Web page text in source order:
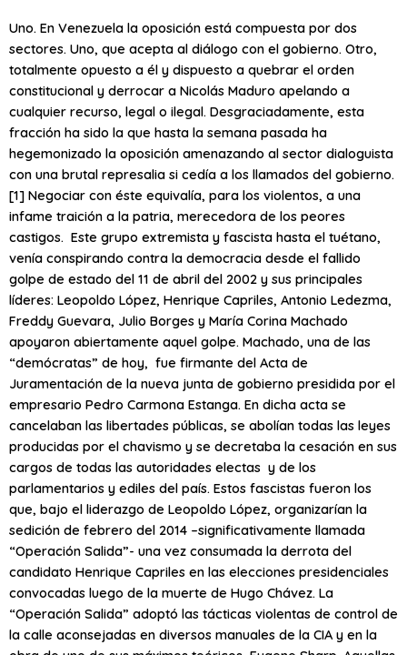
Uno. En Venezuela la oposición está compuesta por dos
sectores. Uno, que acepta al diálogo con el gobierno. Otro,
totalmente opuesto a él y dispuesto a quebrar el orden
constitucional y derrocar a Nicolás Maduro apelando a
cualquier recurso, legal o ilegal. Desgraciadamente, esta
fracción ha sido la que hasta la semana pasada ha
hegemonizado la oposición amenazando al sector dialoguista
con una brutal represalia si cedía a los llamados del gobierno.
[1] Negociar con éste equivalía, para los violentos, a una
infame traición a la patria, merecedora de los peores
castigos. Este grupo extremista y fascista hasta el tuétano,
venía conspirando contra la democracia desde el fallido
golpe de estado del 11 de abril del 2002 y sus principales
líderes: Leopoldo López, Henrique Capriles, Antonio Ledezma,
Freddy Guevara, Julio Borges y María Corina Machado
apoyaron abiertamente aquel golpe. Machado, una de las
“demócratas” de hoy, fue firmante del Acta de
Juramentación de la nueva junta de gobierno presidida por el
empresario Pedro Carmona Estanga. En dicha acta se
cancelaban las libertades públicas, se abolían todas las leyes
producidas por el chavismo y se decretaba la cesación en sus
cargos de todas las autoridades electas y de los
parlamentarios y ediles del país. Estos fascistas fueron los
que, bajo el liderazgo de Leopoldo López, organizarían la
sedición de febrero del 2014 –significativamente llamada
“Operación Salida”- una vez consumada la derrota del
candidato Henrique Capriles en las elecciones presidenciales
convocadas luego de la muerte de Hugo Chávez. La
“Operación Salida” adoptó las tácticas violentas de control de
la calle aconsejadas en diversos manuales de la CIA y en la